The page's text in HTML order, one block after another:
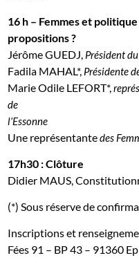
16 h – Femmes et
propositions ?
Jérôme GUEDJ, Président
Fadila MAHAL*, Présidente
Marie Odile LEFORT*,
de
l’Essonne
Une représentantedes
17h30 : Clôture
Didier MAUS,
(*) Sous réserve de
Inscriptions et
Fées 91 – BP 43 – 91360